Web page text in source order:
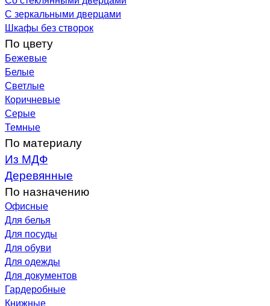
С зеркальными дверцами
Шкафы без створок
По цвету
Бежевые
Белые
Светлые
Коричневые
Серые
Темные
По материалу
Из МДФ
Деревянные
По назначению
Офисные
Для белья
Для посуды
Для обуви
Для одежды
Для документов
Гардеробные
Книжные